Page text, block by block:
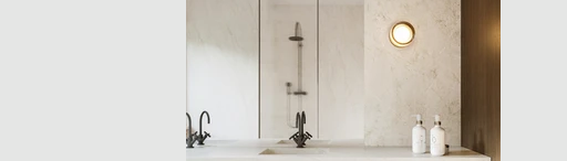
gelaagde steden van Europa. Dat is
3daysofdesign in een zin. En uiteraard
zijn wij er weer bij met De Interieur Club
om verslag te doen. 3daysofdesign is
het grootste designfestival van
Scandinavië. Verspreid over de stad vind
je honderden evenementen: van intieme